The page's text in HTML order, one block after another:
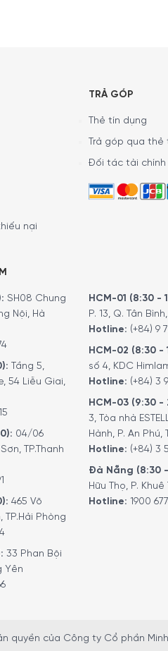
chất liệu thép không gỉ
005 – 33cm ”
nại
TRẢ GÓP
Thẻ tín dụng
Trả góp qua thẻ
Đối tác tài chính
SH08 Chung
Nội, Hà
Tầng 5,
54 Liễu Giai,
04/06
TP.Thanh
465 Võ
TP.Hải Phòng
33 Phan Bội
Yên
HCM-01 (8:30 -
P. 13, Q. Tân
Hotline: (+84) 9
HCM-02 (8:30 -
số 4, KDC
Hotline: (+84) 3
HCM-03 (9:30 -
3, Tòa nhà
Hành, P. An Phú,
Hotline: (+84) 3
Đà Nẵng (8:30 -
Hữu Thọ, P.
Hotline: 1900
quyền của Công ty Cổ phần